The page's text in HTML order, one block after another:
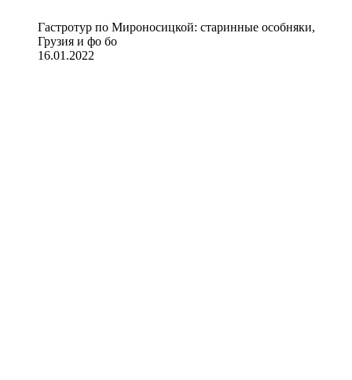
Гастротур по Мироносицкой: старинные особняки,
Грузия и фо бо
16.01.2022